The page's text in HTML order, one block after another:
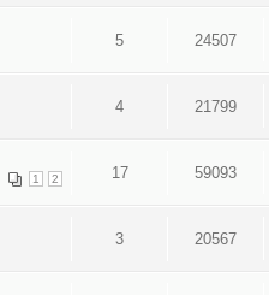
5 24507
4 21799
1 2 17 59093
3 20567